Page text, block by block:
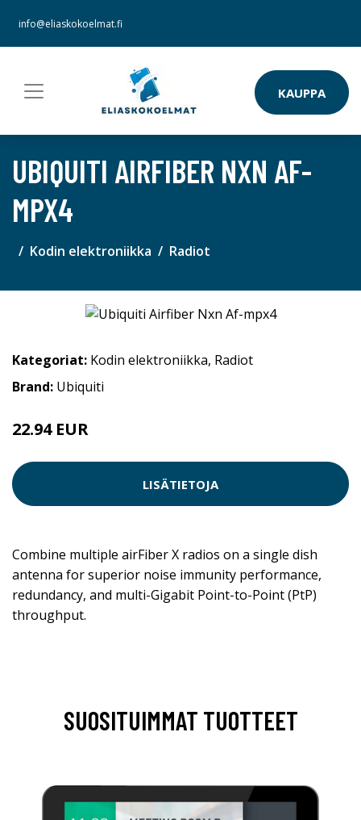
info@eliaskokoelmat.fi
KAUPPA
UBIQUITI AIRFIBER NXN AF-
MPX4
Kodin elektroniikka Radiot
Kategoriat: Kodin elektroniikka, Radiot
Brand: Ubiquiti
22.94 EUR
LISÄTIETOJA
Combine multiple airFiber X radios on a single dish
antenna for superior noise immunity performance,
redundancy, and multi-Gigabit Point-to-Point (PtP)
throughput.
SUOSITUIMMAT TUOTTEET